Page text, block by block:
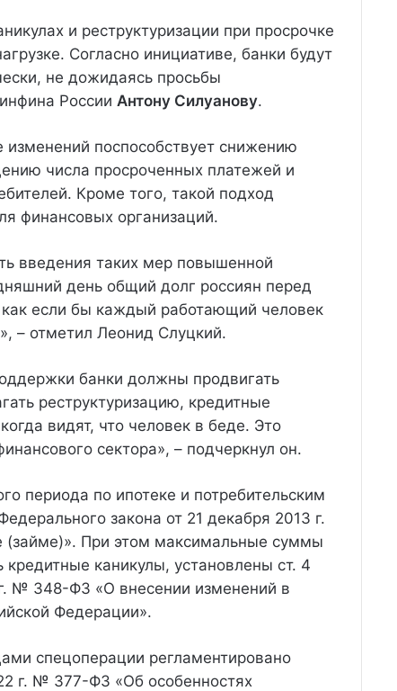
и реструктуризации при просрочке
Согласно инициативе, банки будут
не дожидаясь просьбы
России Антону Силуанову.
поспособствует снижению
числа просроченных платежей и
Кроме того, такой подход
финансовых организаций.
введения таких мер повышенной
день общий долг россиян перед
если бы каждый работающий человек
– отметил Леонид Слуцкий.
банки должны продвигать
реструктуризацию, кредитные
видят, что человек в беде. Это
сектора», – подчеркнул он.
периода по ипотеке и потребительским
закона от 21 декабря 2013 г.
При этом максимальные суммы
каникулы, установлены ст. 4
№ 348-ФЗ «О внесении изменений в
Федерации».
спецоперации регламентировано
г. № 377-ФЗ «Об особенностях